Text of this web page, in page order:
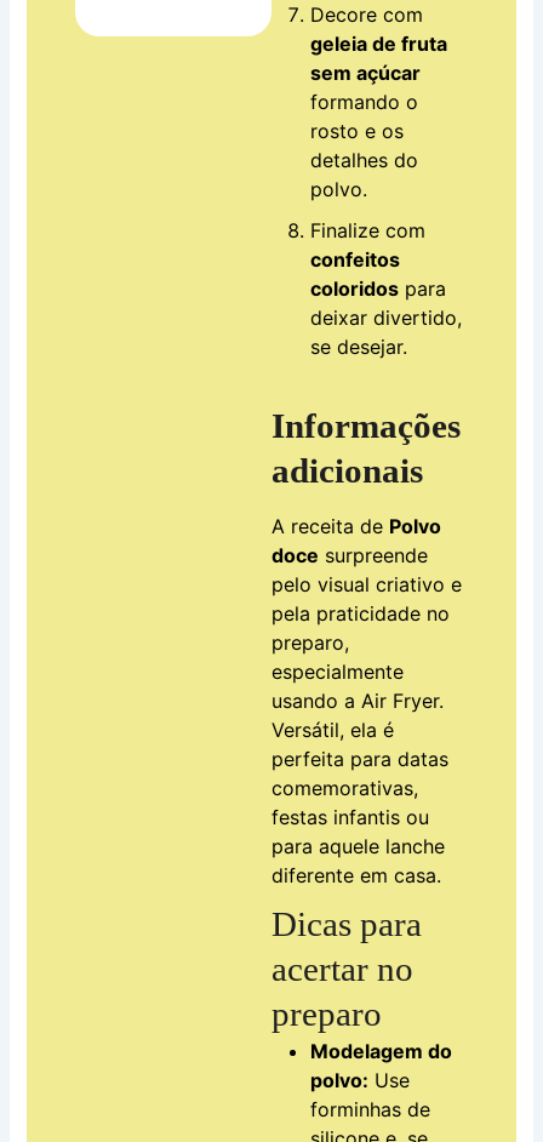
Decore com
geleia de fruta
sem açúcar
formando o
rosto e os
detalhes do
polvo.
Finalize com
confeitos
coloridos para
deixar divertido,
se desejar.
Informações
adicionais
A receita de Polvo
doce surpreende
pelo visual criativo e
pela praticidade no
preparo,
especialmente
usando a Air Fryer.
Versátil, ela é
perfeita para datas
comemorativas,
festas infantis ou
para aquele lanche
diferente em casa.
Dicas para
acertar no
preparo
Modelagem do
polvo: Use
forminhas de